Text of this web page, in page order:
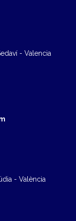
- Valencia
- València